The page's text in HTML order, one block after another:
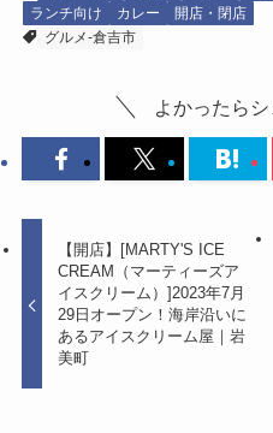
ランチ向け
カレー
開店・閉店
グルメ-倉吉市
よかったらシ
【開店】[MARTY'S ICE
CREAM（マーティーズア
イスクリーム）]2023年7月
29日オープン！海岸沿いに
あるアイスクリーム屋｜岩
美町